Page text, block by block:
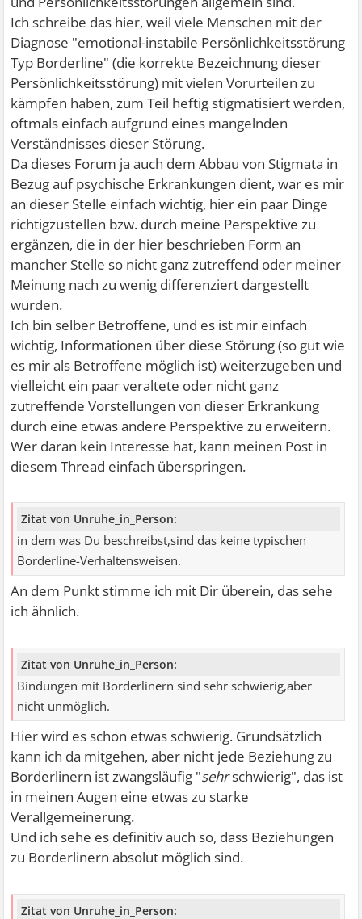
Ich schreibe das hier, weil viele Menschen mit der
Diagnose "emotional-instabile Persönlichkeitsstörung
Typ Borderline" (die korrekte Bezeichnung dieser
Persönlichkeitsstörung) mit vielen Vorurteilen zu
kämpfen haben, zum Teil heftig stigmatisiert werden,
oftmals einfach aufgrund eines mangelnden
Verständnisses dieser Störung.
Da dieses Forum ja auch dem Abbau von Stigmata in
Bezug auf psychische Erkrankungen dient, war es mir
an dieser Stelle einfach wichtig, hier ein paar Dinge
richtigzustellen bzw. durch meine Perspektive zu
ergänzen, die in der hier beschrieben Form an
mancher Stelle so nicht ganz zutreffend oder meiner
Meinung nach zu wenig differenziert dargestellt
wurden.
Ich bin selber Betroffene, und es ist mir einfach
wichtig, Informationen über diese Störung (so gut wie
es mir als Betroffene möglich ist) weiterzugeben und
vielleicht ein paar veraltete oder nicht ganz
zutreffende Vorstellungen von dieser Erkrankung
durch eine etwas andere Perspektive zu erweitern.
Wer daran kein Interesse hat, kann meinen Post in
diesem Thread einfach überspringen.
Zitat von Unruhe_in_Person:
in dem was Du beschreibst,sind das keine typischen
Borderline-Verhaltensweisen.
An dem Punkt stimme ich mit Dir überein, das sehe
ich ähnlich.
Zitat von Unruhe_in_Person:
Bindungen mit Borderlinern sind sehr schwierig,aber
nicht unmöglich.
Hier wird es schon etwas schwierig. Grundsätzlich
kann ich da mitgehen, aber nicht jede Beziehung zu
Borderlinern ist zwangsläufig "sehrschwierig", das ist
in meinen Augen eine etwas zu starke
Verallgemeinerung.
Und ich sehe es definitiv auch so, dass Beziehungen
zu Borderlinern absolut möglich sind.
Zitat von Unruhe_in_Person: